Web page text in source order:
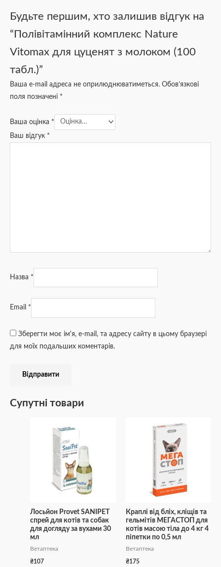
Будьте першим, хто залишив відгук на
“Полівітамінний комплекс Nature
Vitomax для цуценят з молоком (100
табл.)”
Ваша e-mail адреса не оприлюднюватиметься. Обов’язкові
поля позначені *
Ваша оцінка *
Ваш відгук *
Назва *
Email *
Зберегти моє ім'я, e-mail, та адресу сайту в цьому браузері
для моїх подальших коментарів.
Супутні товари
Лосьйон Provet SANIPET
спрей для котів та собак
для догляду за вухами 30
мл
Ветаптека
₴107
Краплі від бліх, кліщів та
гельмітів МЕГАСТОП для
котів масою тіла до 4 кг 4
піпетки по 0,5 мл
Ветаптека
₴175